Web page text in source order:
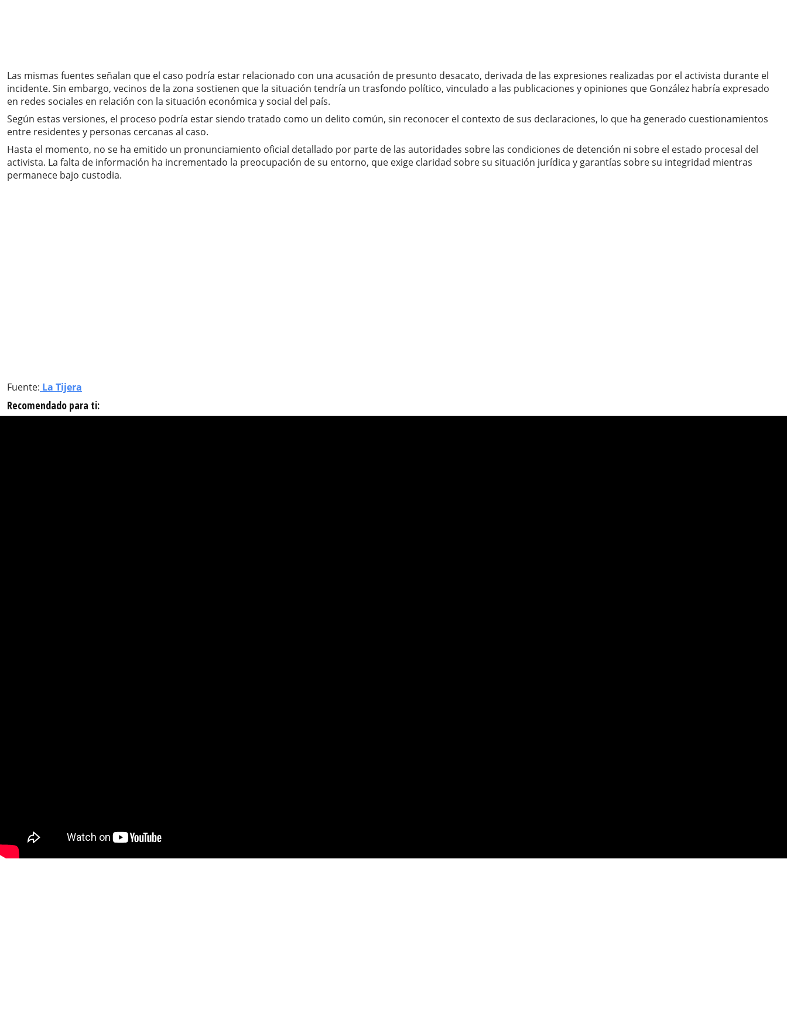
Las mismas fuentes señalan que el caso podría estar relacionado con una acusación de presunto desacato, derivada de las expresiones realizadas por el activista durante el
incidente. Sin embargo, vecinos de la zona sostienen que la situación tendría un trasfondo político, vinculado a las publicaciones y opiniones que González habría expresado
en redes sociales en relación con la situación económica y social del país.
Según estas versiones, el proceso podría estar siendo tratado como un delito común, sin reconocer el contexto de sus declaraciones, lo que ha generado cuestionamientos
entre residentes y personas cercanas al caso.
Hasta el momento, no se ha emitido un pronunciamiento oficial detallado por parte de las autoridades sobre las condiciones de detención ni sobre el estado procesal del
activista. La falta de información ha incrementado la preocupación de su entorno, que exige claridad sobre su situación jurídica y garantías sobre su integridad mientras
permanece bajo custodia.
Fuente: La Tijera
Recomendado para ti: